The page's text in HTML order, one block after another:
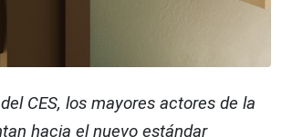
CES, los mayores actores de la
hacia el nuevo estándar